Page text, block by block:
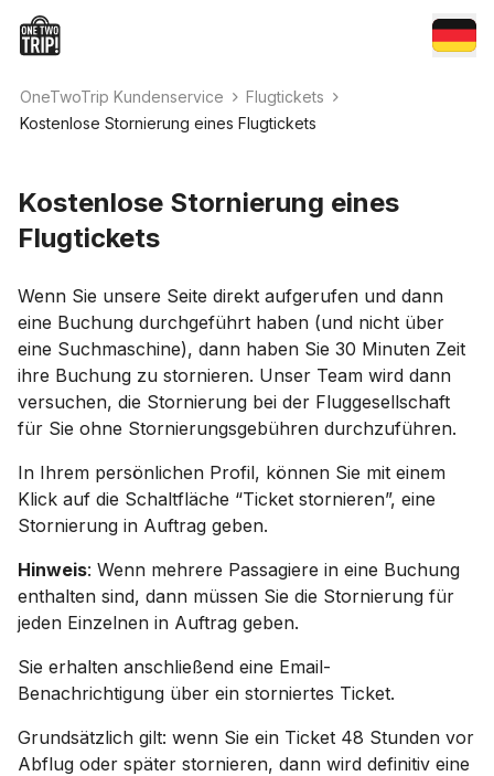
OneTwoTrip Kundenservice
Flugtickets
Kostenlose Stornierung eines Flugtickets
Kostenlose Stornierung eines
Flugtickets
Wenn Sie unsere Seite direkt aufgerufen und dann
eine Buchung durchgeführt haben (und nicht über
eine Suchmaschine), dann haben Sie 30 Minuten Zeit
ihre Buchung zu stornieren. Unser Team wird dann
versuchen, die Stornierung bei der Fluggesellschaft
für Sie ohne Stornierungsgebühren durchzuführen.
In Ihrem persönlichen Profil, können Sie mit einem
Klick auf die Schaltfläche “Ticket stornieren”, eine
Stornierung in Auftrag geben.
Hinweis: Wenn mehrere Passagiere in eine Buchung
enthalten sind, dann müssen Sie die Stornierung für
jeden Einzelnen in Auftrag geben.
Sie erhalten anschließend eine Email-
Benachrichtigung über ein storniertes Ticket.
Grundsätzlich gilt: wenn Sie ein Ticket 48 Stunden vor
Abflug oder später stornieren, dann wird definitiv eine